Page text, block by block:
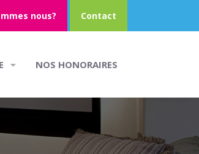
nous? Contact
NOS HONORAIRES